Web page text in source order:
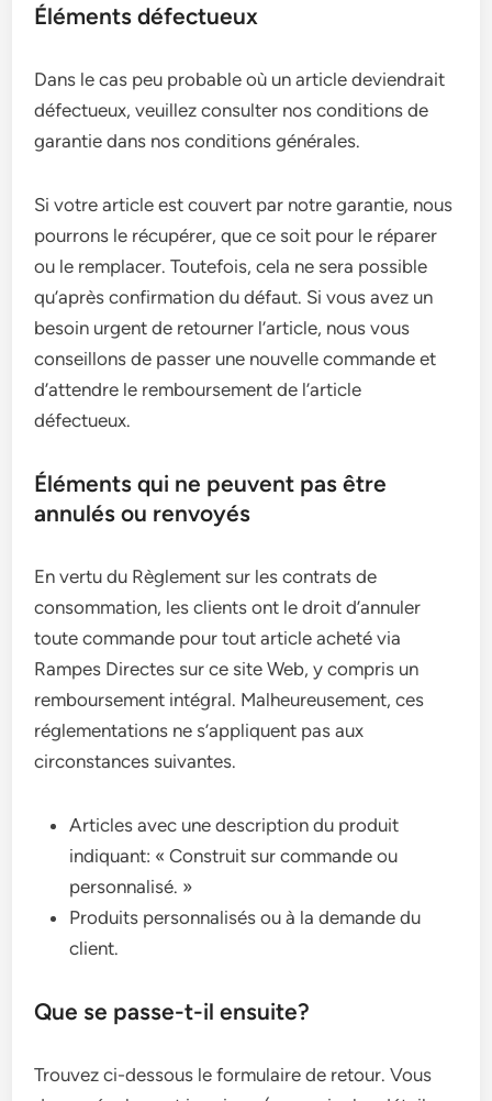
Éléments défectueux
Dans le cas peu probable où un article deviendrait
défectueux, veuillez consulter nos conditions de
garantie dans nos conditions générales.
Si votre article est couvert par notre garantie, nous
pourrons le récupérer, que ce soit pour le réparer
ou le remplacer. Toutefois, cela ne sera possible
qu’après confirmation du défaut. Si vous avez un
besoin urgent de retourner l’article, nous vous
conseillons de passer une nouvelle commande et
d’attendre le remboursement de l’article
défectueux.
Éléments qui ne peuvent pas être
annulés ou renvoyés
En vertu du Règlement sur les contrats de
consommation, les clients ont le droit d’annuler
toute commande pour tout article acheté via
Rampes Directes sur ce site Web, y compris un
remboursement intégral. Malheureusement, ces
réglementations ne s’appliquent pas aux
circonstances suivantes.
Articles avec une description du produit
indiquant: « Construit sur commande ou
personnalisé. »
Produits personnalisés ou à la demande du
client.
Que se passe-t-il ensuite?
Trouvez ci-dessous le formulaire de retour. Vous